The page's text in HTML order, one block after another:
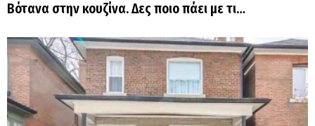
Βότανα στην κουζίνα. Δες ποιο πάει με τι…